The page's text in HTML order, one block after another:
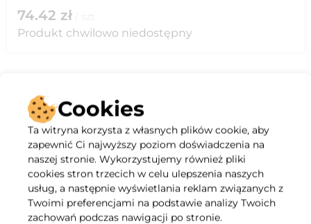
74.42 zł
Produkt chwilowo niedostępny
Opis
Specyfikacja
Polecane
Cookies
Ta witryna korzysta z własnych plików cookie, aby
zapewnić Ci najwyższy poziom doświadczenia na
naszej stronie. Wykorzystujemy również pliki
cookies stron trzecich w celu ulepszenia naszych
usług, a następnie wyświetlania reklam związanych z
Twoimi preferencjami na podstawie analizy Twoich
zachowań podczas nawigacji po stronie.